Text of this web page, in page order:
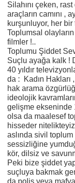
Silahını çeken,
araçların camını ,
kurşunluyor, her bir
Toplumsal
filmler !..
Toplumu Şiddet
Suçlu ayağa kalk !
40 yıldır
da : Kadın Hakları
hak arama
ideolojik
gelişme ekseninde
olsa da maalesef
hisseder
aslında sivil
sessizliğine
kör, dilsiz ve
Peki bize şiddet
suçluya bakmak